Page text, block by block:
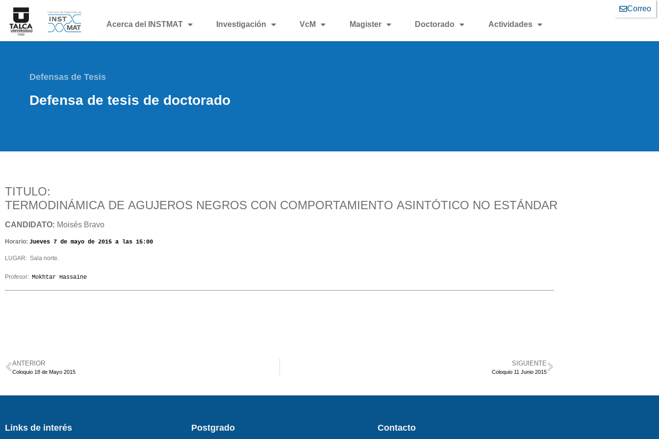
Correo
Acerca del INSTMAT
Investigación VcM Magister Doctorado Actividades
Defensas de Tesis
Defensa de tesis de doctorado
TITULO:
TERMODINÁMICA DE AGUJEROS NEGROS CON COMPORTAMIENTO ASINTÓTICO NO ESTÁNDAR
CANDIDATO: Moisés Bravo
Horario: Jueves 7 de mayo de 2015 a las 15:00
LUGAR: Sala norte.
Profesor: Mokhtar Hassaine
ANTERIOR
Coloquio 18 de Mayo 2015
SIGUIENTE
Coloquio 11 Junio 2015
Links de interés Postgrado Contacto